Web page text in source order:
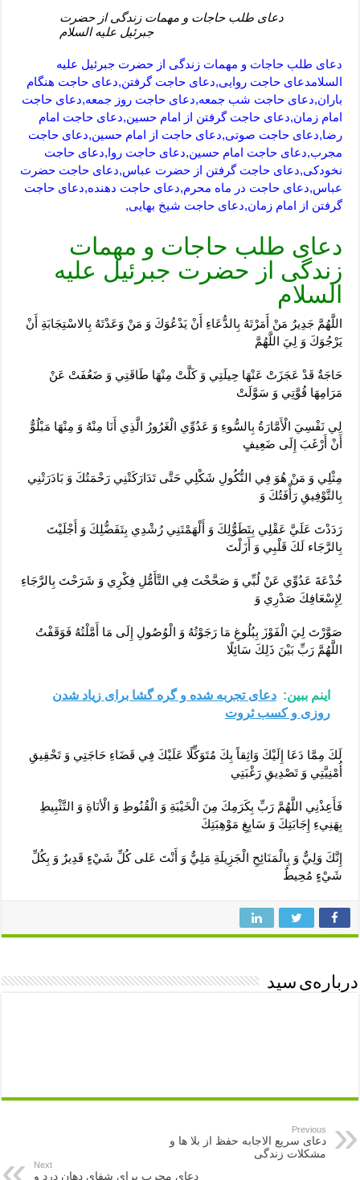
دعای طلب حاجات و مهمات زندگی از حضرت
جبرئیل علیه السلام
دعای طلب حاجات و مهمات زندگی از حضرت جبرئیل علیه
السلامدعای حاجت روایی,دعای حاجت گرفتن,دعای حاجت هنگام
باران,دعای حاجت شب جمعه,دعای حاجت روز جمعه,دعای حاجت
امام زمان,دعای حاجت گرفتن از امام حسین,دعای حاجت امام
رضا,دعای حاجت صوتی,دعای حاجت از امام حسین,دعای حاجت
مجرب,دعای حاجت امام حسین,دعای حاجت روا,دعای حاجت
نخودکی,دعای حاجت گرفتن از حضرت عباس,دعای حاجت حضرت
عباس,دعای حاجت در ماه محرم,دعای حاجت دهنده,دعای حاجت
گرفتن از امام زمان,دعای حاجت شیخ بهایی,
دعای طلب حاجات و مهمات
زندگی از حضرت جبرئیل علیه
السلام
اللَّهُمَّ جَدِيرٌ مَنْ أَمَرْتَهُ بِالدُّعَاءِ أَنْ يَدْعُوَكَ وَ مَنْ وَعَدْتَهُ بِالاسْتِجَابَةِ أَنْ
يَرْجُوَكَ وَ لِيَ اللَّهُمَّ
حَاجَةٌ قَدْ عَجَزَتْ عَنْهَا حِيلَتِي وَ كَلَّتْ مِنْهَا طَاقَتِي وَ ضَعُفَتْ عَنْ
مَرَامِهَا قُوَّتِي وَ سَوَّلَتْ
لِي نَفْسِيَ الْأَمَّارَةُ بِالسُّوءِ وَ عَدُوِّي الْغَرُورُ الَّذِي أَنَا مِنْهُ وَ مِنْهَا مَبْلُوٌّ
أَنْ أَرْغَبَ إِلَى ضَعِيفٍ
مِثْلِي وَ مَنْ هُوَ فِي النُّكُولِ شَكْلِي حَتَّى تَدَارَكَتْنِي رَحْمَتُكَ وَ بَادَرَتْنِي
بِالتَّوْفِيقِ رَأْفَتُكَ وَ
رَدَدْتَ عَلَيَّ عَقْلِي بِتَطَوُّلِكَ وَ أَلْهَمْتَنِي رُشْدِي بِتَفَضُّلِكَ وَ أَجْلَيْتَ
بِالرَّجَاء لَكَ قَلْبِي وَ أَزَلْتَ
خُدْعَةَ عَدُوِّي عَنْ لُبِّي وَ صَحَّحْتَ فِي التَّأَمُّلِ فِكْرِي وَ شَرَحْتَ بِالرَّجَاءِ
لِإِسْعَافِكَ صَدْرِي وَ
صَوَّرْتَ لِيَ الْفَوْزَ بِبُلُوغِ مَا رَجَوْتُهُ وَ الْوُصُولِ إِلَى مَا أَمَّلْتُهُ فَوَقَفْتُ
اللَّهُمَّ رَبِّ بَيْنَ ذَلِكَ سَائِلًا
اینم ببین: دعای تجربه شده و گره گشا برای زیاد شدن
روزی و کسب ثروت
لَكَ مِمَّا دَعَا إِلَيْكَ وَاثِقاً بِكَ مُتَوَكِّلًا عَلَيْكَ فِي قَضَاءِ حَاجَتِي وَ تَحْقِيقِ
أُمْنِيَّتِي وَ تَصْدِيقِ‏ رَغْبَتِي
فَأَعِذْنِي اللَّهُمَّ رَبِّ بِكَرَمِكَ مِنَ الْخَيْبَةِ وَ الْقُنُوطِ وَ الْأنَاةِ وَ التَّثْبِيطِ
بِهَنِي‏ءِ إِجَابَتِكَ وَ سَابِغِ مَوْهِبَتِكَ
إِنَّكَ وَلِيٌّ وَ بِالْمَنَائِحِ الْجَزِيلَةِ مَلِيٌّ وَ أَنْتَ‏ عَلى‏ كُلِّ شَيْ‏ءٍ قَدِيرٌ وَ بِكُلِّ
شَيْ‏ءٍ مُحِيطٌ
درباره‌ی سید
Previous
دعای سریع الاجابه حفظ از بلا ها و
مشکلات زندگی
Next
دعای مجرب برای شفای دهان درد و